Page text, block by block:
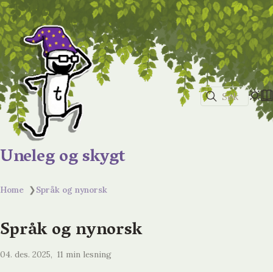
Uneleg og skygt
Søk
Home ❯Språk og nynorsk
Språk og nynorsk
04. des. 2025 11 min lesning